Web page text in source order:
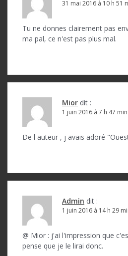
31 mai 2016 à 10 h 51
Tu ne donnes clairement pas
ma pal, ce n'est pas plus mal.
Mior dit :
1 juin 2016 à 7 h 47 min
De l auteur , j avais adoré
Admin dit :
1 juin 2016 à 14 h 29
@ Mior : j'ai l'impression que
pense que je le lirai donc.